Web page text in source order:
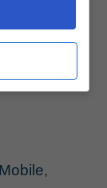
Mobile,